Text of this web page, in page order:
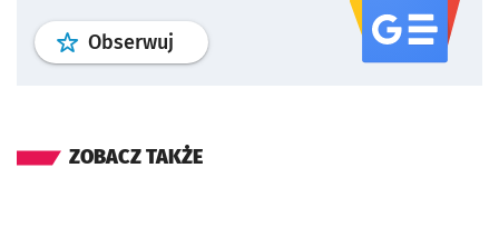
Obserwuj profil serwisu
ZOBACZ TAKŻE